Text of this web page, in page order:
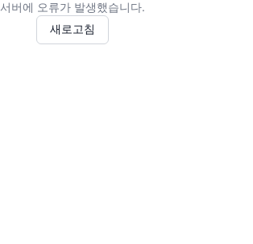
서버에 오류가 발생했습니다.
새로고침